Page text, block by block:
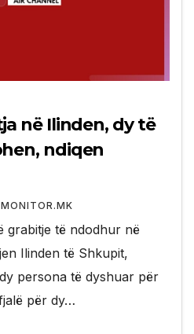
në Ilinden, dy të
ndiqen
MONITOR.MK
grabitje të ndodhur në
Ilinden të Shkupit,
persona të dyshuar për
për dy…